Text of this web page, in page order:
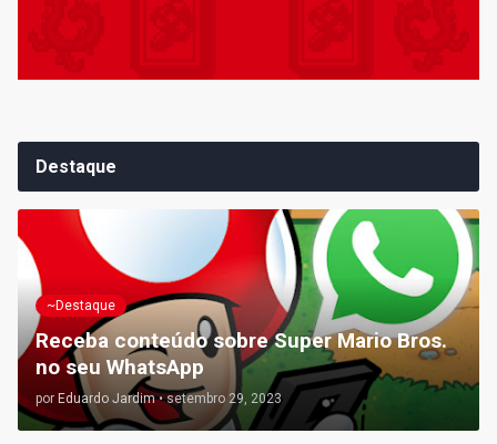
Destaque
~Destaque
Receba conteúdo sobre Super Mario Bros.
no seu WhatsApp
por Eduardo Jardim • setembro 29, 2023